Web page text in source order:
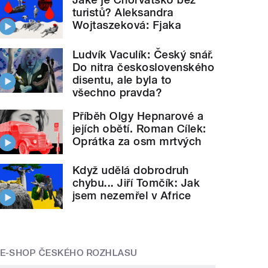
turistů? Aleksandra
Wojtaszeková: Fjaka
Ludvík Vaculík: Český snář.
Do nitra československého
disentu, ale byla to
všechno pravda?
Příběh Olgy Hepnarové a
jejích obětí. Roman Cílek:
Oprátka za osm mrtvých
Když udělá dobrodruh
chybu... Jiří Tomčík: Jak
jsem nezemřel v Africe
E-SHOP ČESKÉHO ROZHLASU